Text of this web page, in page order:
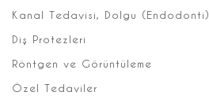
Kanal Tedavisi, Dolgu (Endodonti)
Diş Protezleri
Röntgen ve Görüntüleme
Özel Tedaviler